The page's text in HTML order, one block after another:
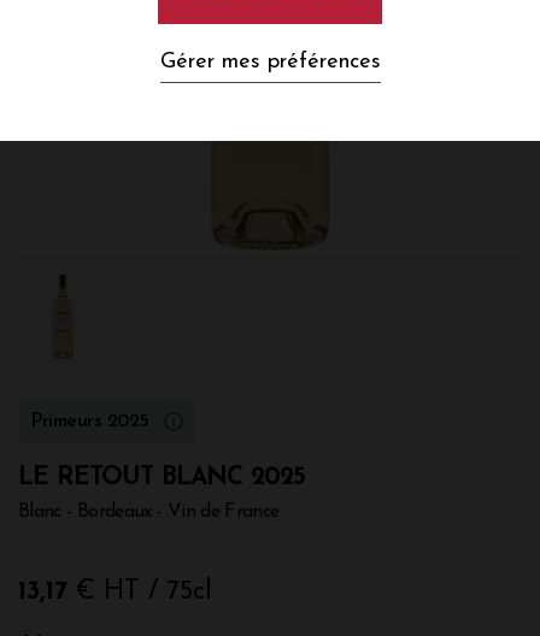
Gérer mes préférences
Primeurs 2025
LE RETOUT BLANC 2025
Blanc - Bordeaux - Vin de France
13,17 € HT / 75cl